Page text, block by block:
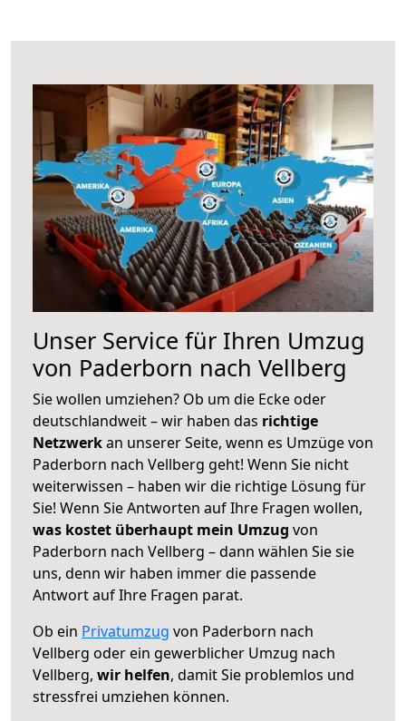
Unser Service für Ihren Umzug
von Paderborn nach Vellberg
Sie wollen umziehen? Ob um die Ecke oder
deutschlandweit – wir haben das richtige
Netzwerkan unserer Seite, wenn es Umzüge von
Paderborn nach Vellberg geht! Wenn Sie nicht
weiterwissen – haben wir die richtige Lösung für
Sie! Wenn Sie Antworten auf Ihre Fragen wollen,
was kostet überhaupt mein Umzug von
Paderborn nach Vellberg – dann wählen Sie sie
uns, denn wir haben immer die passende
Antwort auf Ihre Fragen parat.
Ob ein Privatumzug von Paderborn nach
Vellberg oder ein gewerblicher Umzug nach
Vellberg, wir helfen, damit Sie problemlos und
stressfrei umziehen können.